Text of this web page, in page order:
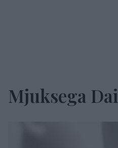
Mjuksega